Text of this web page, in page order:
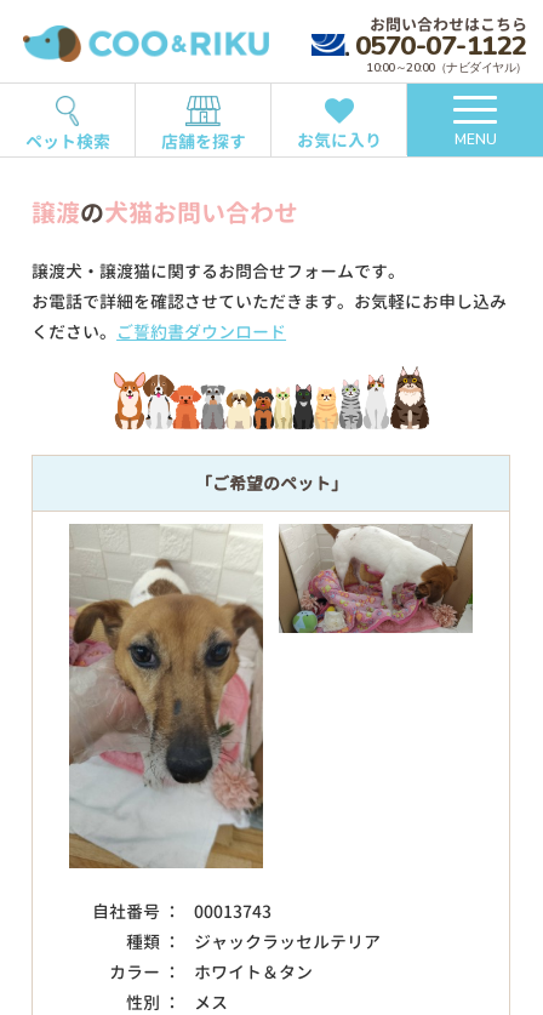
お問い合わせはこちら
0570-07-1122
10:00～20:00（ナビダイヤル）
ペット検索 店舗を探す お気に入り MENU
譲渡の犬猫お問い合わせ
譲渡犬・譲渡猫に関するお問合せフォームです。
お電話で詳細を確認させていただきます。お気軽にお申し込み
ください。 ご誓約書ダウンロード
「ご希望のペット」
自社番号 ：
00013743
種類 ：
ジャックラッセルテリア
カラー ：
ホワイト＆タン
性別 ：
メス